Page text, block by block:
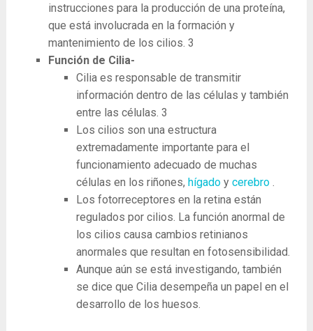
instrucciones para la producción de una proteína,
que está involucrada en la formación y
mantenimiento de los cilios. 3
Función de Cilia-
Cilia es responsable de transmitir
información dentro de las células y también
entre las células. 3
Los cilios son una estructura
extremadamente importante para el
funcionamiento adecuado de muchas
células en los riñones, hígado y cerebro
Los fotorreceptores en la retina están
regulados por cilios. La función anormal de
los cilios causa cambios retinianos
anormales que resultan en fotosensibilidad.
Aunque aún se está investigando, también
se dice que Cilia desempeña un papel en el
desarrollo de los huesos.